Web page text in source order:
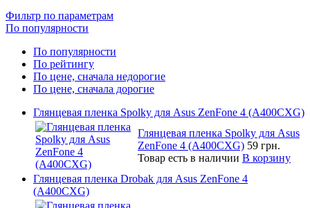
Фильтр по параметрам
По популярности
По популярности
По рейтингу
По цене, сначала недорогие
По цене, сначала дорогие
Глянцевая пленка Spolky для Asus ZenFone 4 (A400CXG)
Глянцевая пленка Spolky для Asus
ZenFone 4 (A400CXG) 59 грн.
Товар есть в наличии В корзину
Глянцевая пленка Drobak для Asus ZenFone 4
(A400CXG)